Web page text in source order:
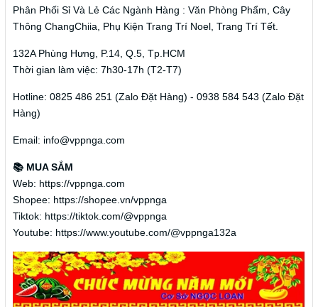
Phân Phối Sỉ Và Lẻ Các Ngành Hàng : Văn Phòng Phẩm, Cây
Thông ChangChiia, Phụ Kiện Trang Trí Noel, Trang Trí Tết.
132A Phùng Hưng, P.14, Q.5, Tp.HCM
Thời gian làm việc: 7h30-17h (T2-T7)
Hotline: 0825 486 251 (Zalo Đặt Hàng) - 0938 584 543 (Zalo Đặt
Hàng)
Email: info@vppnga.com
📚 MUA SẮM
Web: https://vppnga.com
Shopee: https://shopee.vn/vppnga
Tiktok: https://tiktok.com/@vppnga
Youtube: https://www.youtube.com/@vppnga132a